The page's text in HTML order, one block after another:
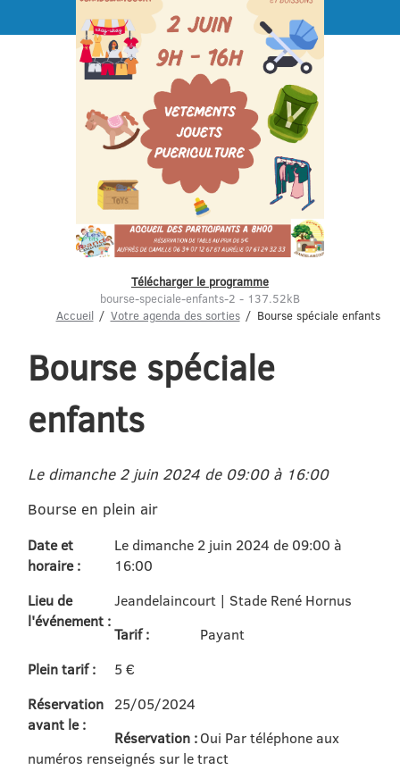
Menu
Télécharger le programme
bourse-speciale-enfants-2 - 137.52kB
Accueil
Votre agenda des sorties Bourse spéciale enfants
Bourse spéciale
enfants
Le dimanche 2 juin 2024 de 09:00 à 16:00
Bourse en plein air
Date et
horaire :
Le dimanche 2 juin 2024 de 09:00 à
16:00
Lieu de
l'événement :
Jeandelaincourt | Stade René Hornus
Tarif :
Payant
Plein tarif :
5 €
Réservation
avant le :
25/05/2024
Réservation : Oui Par téléphone aux
numéros renseignés sur le tract